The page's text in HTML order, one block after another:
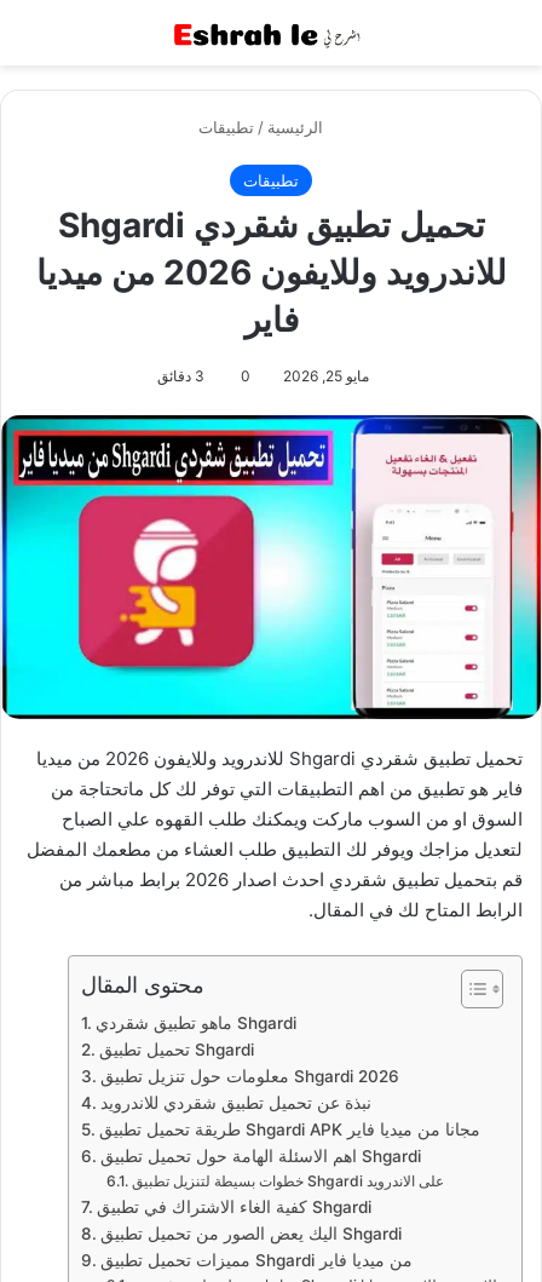
الرئيسية / تطبيقات
تطبيقات
تحميل تطبيق شقردي Shgardi
للاندرويد وللايفون 2026 من ميديا
فاير
مايو 25, 2026 0
تحميل تطبيق شقردي Shgardi للاندرويد وللايفون 2026 من ميديا
فاير هو تطبيق من اهم التطبيقات التي توفر لك كل ماتحتاجة من
السوق او من السوب ماركت ويمكنك طلب القهوه علي الصباح
لتعديل مزاجك ويوفر لك التطبيق طلب العشاء من مطعمك المفضل
قم بتحميل تطبيق شقردي احدث اصدار 2026 برابط مباشر من
الرابط المتاح لك في المقال.
محتوى المقال
ماهو تطبيق شقردي Shgardi
تحميل تطبيق Shgardi
معلومات حول تنزيل تطبيق Shgardi 2026
نبذة عن تحميل تطبيق شقردي للاندرويد
طريقة تحميل تطبيق Shgardi APK مجانا من ميديا فاير
اهم الاسئلة الهامة حول تحميل تطبيق Shgardi
خطوات بسيطة لتنزيل تطبيق Shgardi على الاندرويد
كفية الغاء الاشتراك في تطبيق Shgardi
اليك يعض الصور من تحميل تطبيق Shgardi
مميزات تحميل تطبيق Shgardi من ميديا فاير